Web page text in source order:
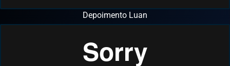
Depoimento Luan